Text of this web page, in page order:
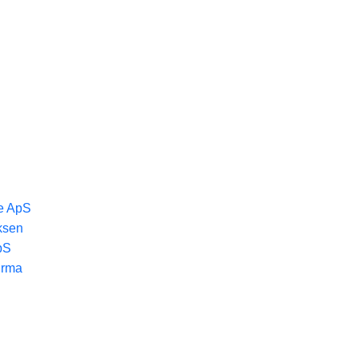
ApS